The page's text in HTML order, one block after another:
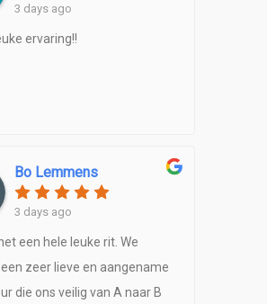
3 days ago
ervaring!!
Bo Lemmens
3 days ago
een hele leuke rit. We
zeer lieve en aangename
die ons veilig van A naar B